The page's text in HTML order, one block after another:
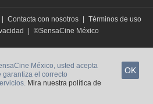
Contacta con nosotros
Términos de uso
©SensaCine México
México, usted acepta
el correcto
Mira nuestra política de
OK